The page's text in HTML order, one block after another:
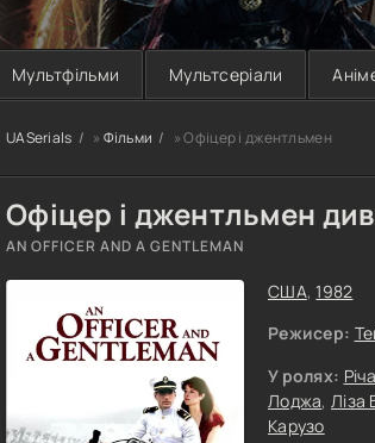
Мультфільми Мультсеріали
UASerials » Фільми » Офіцер і джентльмен
Офіцер і джентльмен
AN OFFICER AND A GENTLEMAN
США,1982
Режисер:
У ролях:
Лоджа, Ліза
Карузо